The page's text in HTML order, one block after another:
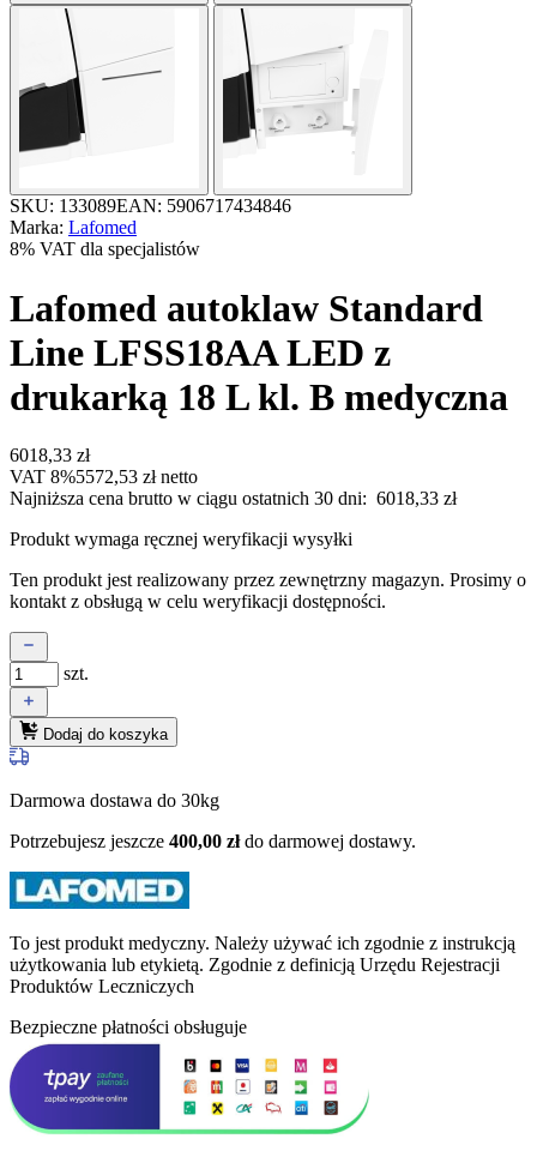
SKU: 133089EAN: 5906717434846
Marka: Lafomed
8% VAT dla specjalistów
Lafomed autoklaw Standard
Line LFSS18AA LED z
drukarką 18 L kl. B medyczna
6018,33 zł
VAT 8%5572,53 złnetto
Najniższa cena brutto w ciągu ostatnich 30 dni: 6018,33 zł
Produkt wymaga ręcznej weryfikacji wysyłki
Ten produkt jest realizowany przez zewnętrzny magazyn. Prosimy o
kontakt z obsługą w celu weryfikacji dostępności.
szt.
Dodaj do koszyka
Darmowa dostawa do 30kg
Potrzebujesz jeszcze 400,00 złdo darmowej dostawy.
To jest produkt medyczny. Należy używać ich zgodnie z instrukcją
użytkowania lub etykietą. Zgodnie z definicją Urzędu Rejestracji
Produktów Leczniczych
Bezpieczne płatności obsługuje